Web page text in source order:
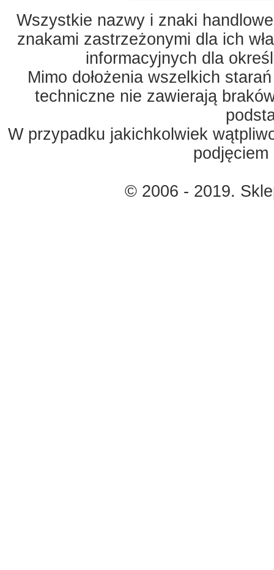
Wszystkie nazwy i znaki
znakami zastrzeżonymi dla ich
informacyjnych dla
Mimo dołożenia wszelkich
techniczne nie zawierają
W przypadku jakichkolwiek
© 2006 - 2019.